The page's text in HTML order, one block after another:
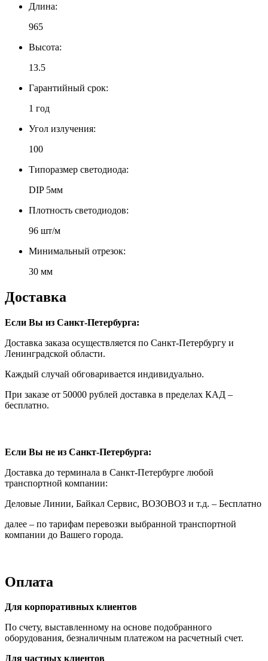
Длина:
965
Высота:
13.5
Гарантийный срок:
1 год
Угол излучения:
100
Типоразмер светодиода:
DIP 5мм
Плотность светодиодов:
96 шт/м
Минимальный отрезок:
30 мм
Доставка
Если Вы из Санкт-Петербурга:
Доставка заказа осуществляется по Санкт-Петербургу и
Ленинградской области.
Каждый случай обговаривается индивидуально.
При заказе от 50000 рублей доставка в пределах КАД –
бесплатно.
Если Вы не из Санкт-Петербурга:
Доставка до терминала в Санкт-Петербурге любой
транспортной компании:
Деловые Линии, Байкал Сервис, ВОЗОВОЗ и т.д. – Бесплатно
далее – по тарифам перевозки выбранной транспортной
компании до Вашего города.
Оплата
Для корпоративных клиентов
По счету, выставленному на основе подобранного
оборудования, безналичным платежом на расчетный счет.
Для частных клиентов